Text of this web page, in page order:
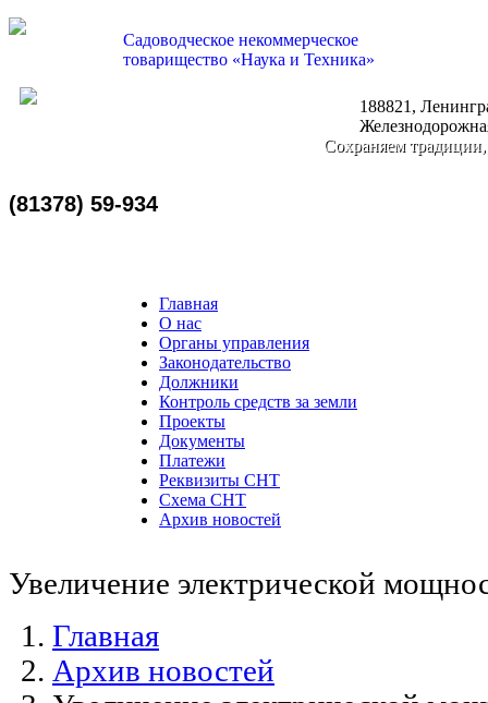
Садоводческое некоммерческое
товарищество «Наука и Техника»
188821,
Сохраняем
(81378) 59-934
Главная
О нас
Органы управления
Законодательство
Должники
Контроль средств за земли
Проекты
Документы
Платежи
Реквизиты СНТ
Схема СНТ
Архив новостей
Увеличение электрической
Главная
Архив новостей